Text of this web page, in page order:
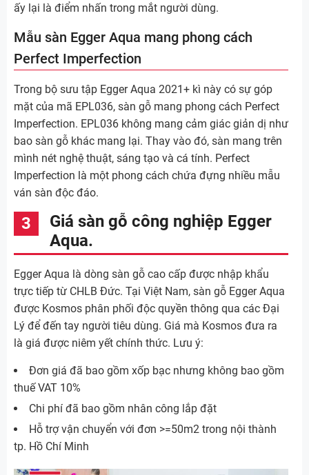
ấy lại là điểm nhấn trong mắt người dùng.
Mẫu sàn Egger Aqua mang phong cách
Perfect Imperfection
Trong bộ sưu tập Egger Aqua 2021+ kì này có sự góp
mặt của mã EPL036, sàn gỗ mang phong cách Perfect
Imperfection. EPL036 không mang cảm giác giản dị như
bao sàn gỗ khác mang lại. Thay vào đó, sàn mang trên
mình nét nghệ thuật, sáng tạo và cá tính. Perfect
Imperfection là một phong cách chứa đựng nhiều mẫu
ván sàn độc đáo.
Giá sàn gỗ công nghiệp Egger
Aqua.
Egger Aqua là dòng sàn gỗ cao cấp được nhập khẩu
trực tiếp từ CHLB Đức. Tại Việt Nam, sàn gỗ Egger Aqua
được Kosmos phân phối độc quyền thông qua các Đại
Lý để đến tay người tiêu dùng. Giá mà Kosmos đưa ra
là giá được niêm yết chính thức. Lưu ý:
Đơn giá đã bao gồm xốp bạc nhưng không bao gồm
thuế VAT 10%
Chi phí đã bao gồm nhân công lắp đặt
Hỗ trợ vận chuyển với đơn >=50m2 trong nội thành
tp. Hồ Chí Minh